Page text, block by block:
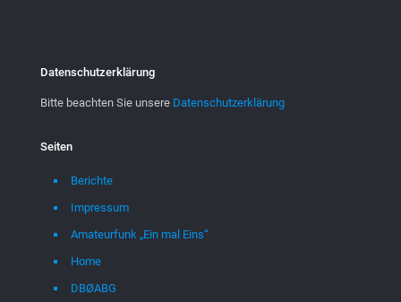
Datenschutzerklärung
Bitte beachten Sie unsere Datenschutzerklärung
Seiten
Berichte
Impressum
Amateurfunk „Ein mal Eins“
Home
DBØABG